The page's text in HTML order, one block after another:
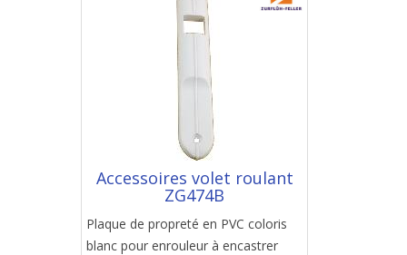
Accessoires volet roulant
ZG474B
Plaque de propreté en PVC coloris
blanc pour enrouleur à encastrer